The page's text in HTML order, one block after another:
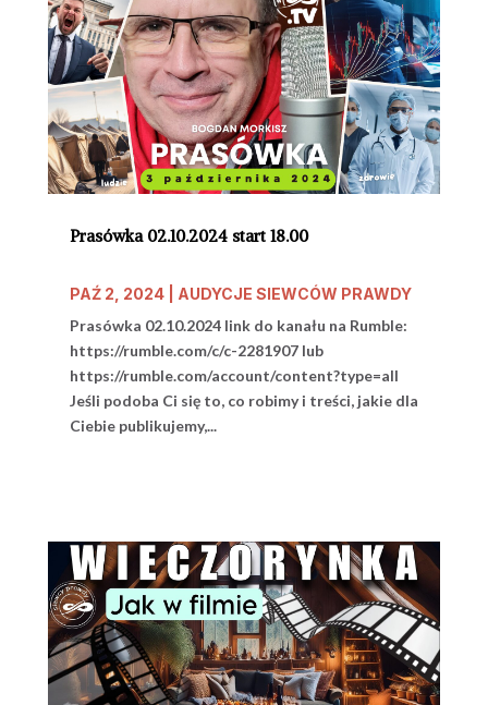
Prasówka 02.10.2024 start 18.00
PAŹ 2, 2024| AUDYCJE SIEWCÓW PRAWDY
Prasówka 02.10.2024 link do kanału na Rumble:
https://rumble.com/c/c-2281907 lub
https://rumble.com/account/content?type=all
Jeśli podoba Ci się to, co robimy i treści, jakie dla
Ciebie publikujemy,...